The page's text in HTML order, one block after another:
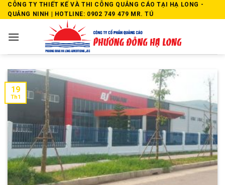
Skip
to
CÔNG TY THIẾT KẾ VÀ THI CÔNG QUẢNG CÁO TẠI HẠ LONG -
QUẢNG NINH | HOTLINE: 0902 749 479 MR. TÚ
19
Th1